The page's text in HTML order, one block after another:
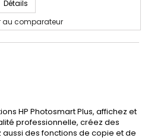
Détails
au comparateur
HP Photosmart Plus, affichez et
professionnelle, créez des
des fonctions de copie et de